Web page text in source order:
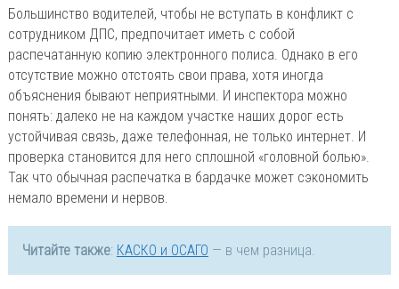
Большинство водителей, чтобы не вступать в конфликт с
сотрудником ДПС, предпочитает иметь с собой
распечатанную копию электронного полиса. Однако в его
отсутствие можно отстоять свои права, хотя иногда
объяснения бывают неприятными. И инспектора можно
понять: далеко не на каждом участке наших дорог есть
устойчивая связь, даже телефонная, не только интернет. И
проверка становится для него сплошной «головной болью».
Так что обычная распечатка в бардачке может сэкономить
немало времени и нервов.
Читайте также: КАСКО и ОСАГО — в чем разница.